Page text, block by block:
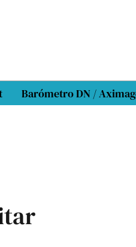
Barómetro DN /